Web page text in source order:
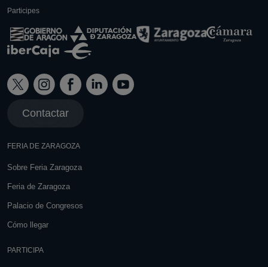
Participes
Contactar
FERIA DE ZARAGOZA
Sobre Feria Zaragoza
Feria de Zaragoza
Palacio de Congresos
Cómo llegar
PARTICIPA